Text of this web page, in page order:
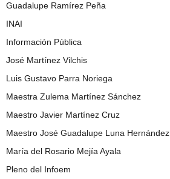
Guadalupe Ramírez Peña
INAI
Información Pública
José Martínez Vilchis
Luis Gustavo Parra Noriega
Maestra Zulema Martínez Sánchez
Maestro Javier Martínez Cruz
Maestro José Guadalupe Luna Hernández
María del Rosario Mejía Ayala
Pleno del Infoem